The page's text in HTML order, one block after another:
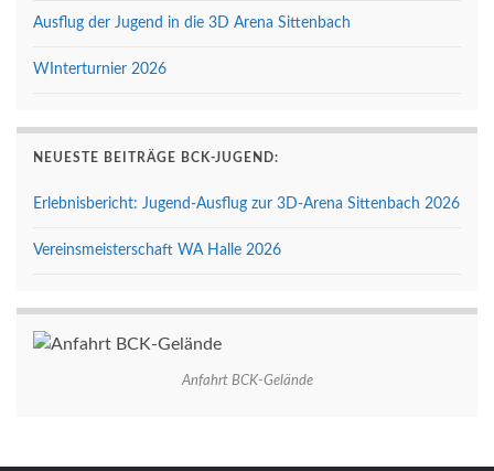
Ausflug der Jugend in die 3D Arena Sittenbach
WInterturnier 2026
NEUESTE BEITRÄGE BCK-JUGEND:
Erlebnisbericht: Jugend-Ausflug zur 3D-Arena Sittenbach 2026
Vereinsmeisterschaft WA Halle 2026
Anfahrt BCK-Gelände